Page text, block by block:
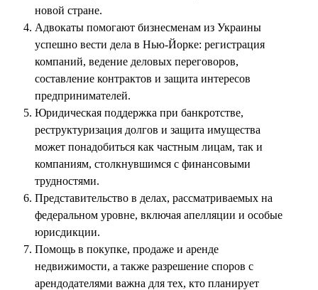
новой стране.
Адвокаты помогают бизнесменам из Украины
успешно вести дела в Нью-Йорке: регистрация
компаний, ведение деловых переговоров,
составление контрактов и защита интересов
предпринимателей.
Юридическая поддержка при банкротстве,
реструктуризация долгов и защита имущества
может понадобиться как частным лицам, так и
компаниям, столкнувшимся с финансовыми
трудностями.
Представительство в делах, рассматриваемых на
федеральном уровне, включая апелляции и особые
юрисдикции.
Помощь в покупке, продаже и аренде
недвижимости, а также разрешение споров с
арендодателями важна для тех, кто планирует